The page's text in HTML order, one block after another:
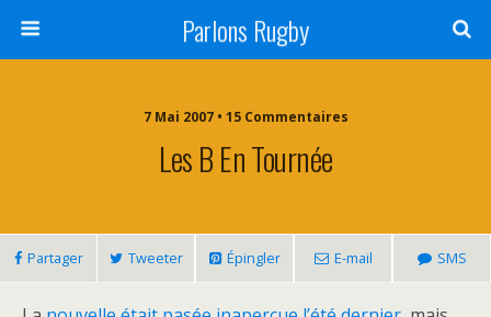
Parlons Rugby
7 Mai 2007 • 15 Commentaires
Les B En Tournée
Partager Tweeter Épingler E-mail SMS